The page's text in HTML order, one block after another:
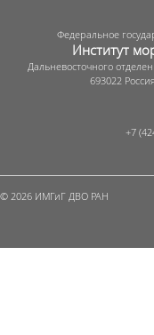
Федеральное
Институт
Дальневосточного
693022
+7
© 2026 ИМГиГ ДВО РАН